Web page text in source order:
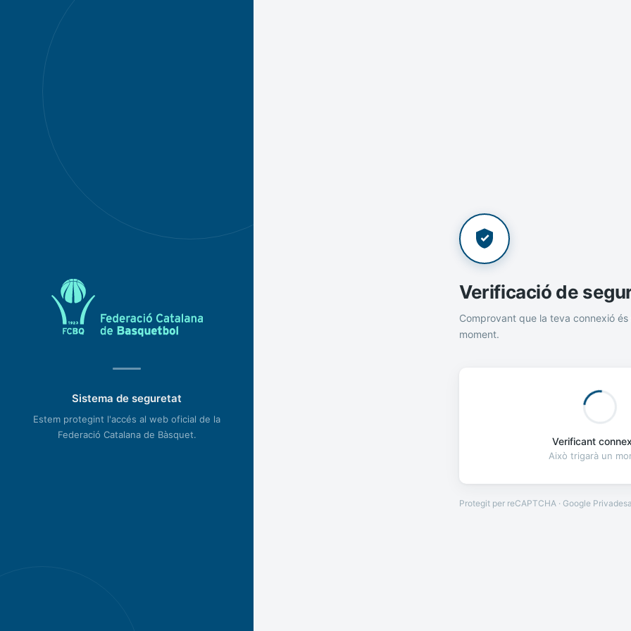
Sistema de seguretat
Estem protegint l'accés al web oficial de la
Federació Catalana de Bàsquet.
Verificació de
Comprovant que la teva connexió és
moment.
Verificant
Això trigarà un
Protegit per reCAPTCHA · Google Privadesa